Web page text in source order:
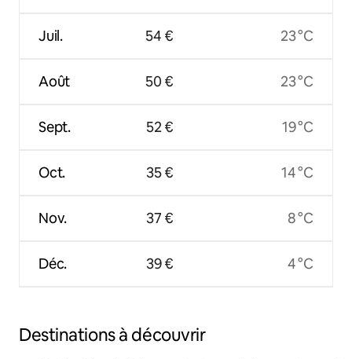
Juil.
Août
Sept.
Oct.
Nov.
Déc.
54 €
50 €
52 €
35 €
37 €
39 €
23 °C
23 °C
19 °C
14 °C
8 °C
4 °C
Destinations à découvrir